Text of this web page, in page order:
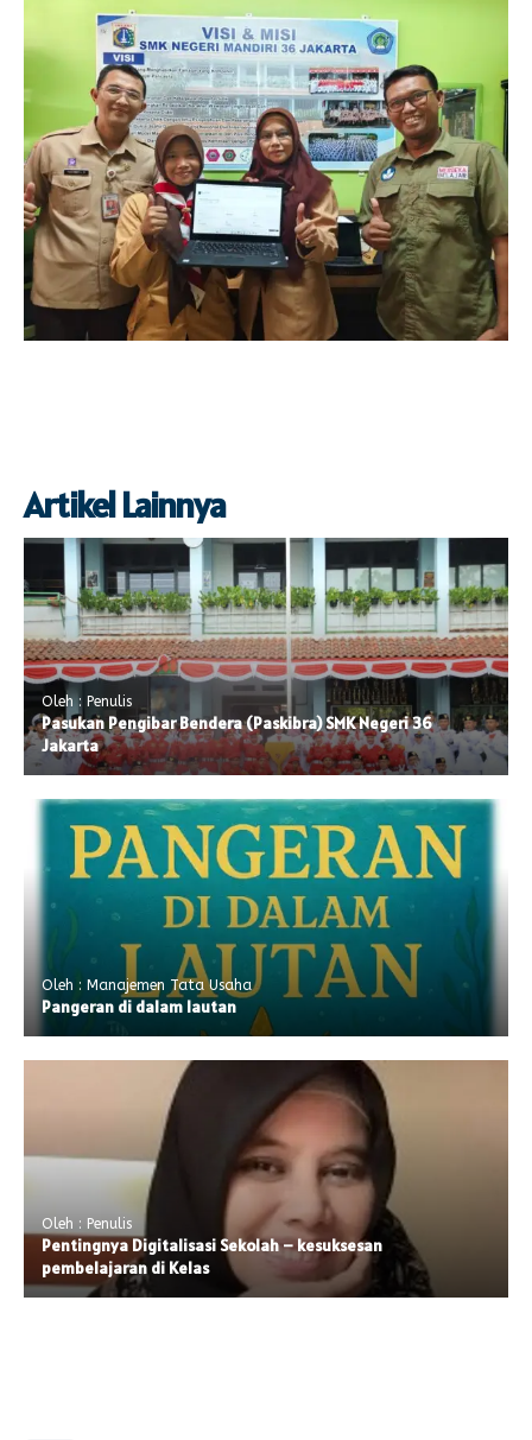
Artikel Lainnya
Oleh : Penulis
Pasukan Pengibar Bendera (Paskibra) SMK Negeri 36
Jakarta
Oleh : Manajemen Tata Usaha
Pangeran di dalam lautan
Oleh : Penulis
Pentingnya Digitalisasi Sekolah – kesuksesan
pembelajaran di Kelas